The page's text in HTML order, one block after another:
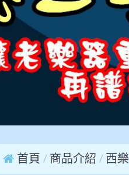
首頁 商品介紹 西樂